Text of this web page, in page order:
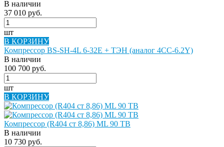
В наличии
37 010 руб.
шт
В КОРЗИНУ
Компрессор BS-SH-4L 6-32E + ТЭН (аналог 4CC-6.2Y)
В наличии
100 700 руб.
шт
В КОРЗИНУ
Компрессор (R404 ст 8,86) ML 90 TB
В наличии
10 730 руб.